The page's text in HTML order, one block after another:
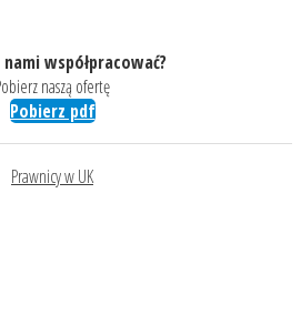
nami współpracować?
naszą ofertę
Pobierz pdf
Prawnicy w UK